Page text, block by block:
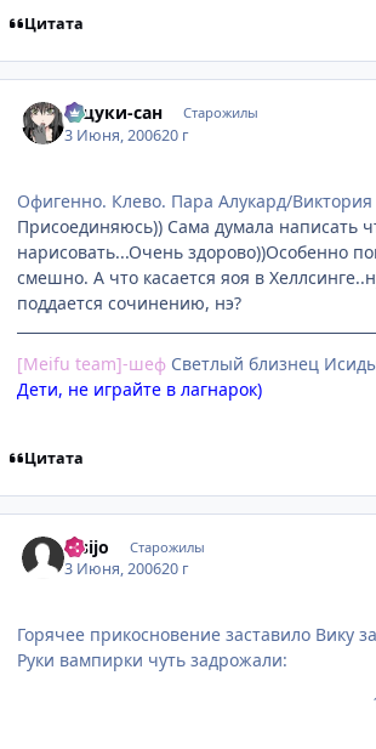
Цитата
Тацуки-сан Старожилы
3 Июня, 200620 г
Офигенно. Клево. Пара Алукард/
Присоединяюсь)) Сама думала написать
нарисовать...Очень здорово))Особенно
смешно. А что касается яоя в
поддается сочинению, нэ?
[Meifu team]-шеф Cветлый близнец
Дети, не играйте в лагнарок)
Цитата
Kisijo Старожилы
3 Июня, 200620 г
Горячее прикосновение заставило Вику
Руки вампирки чуть задрожали: